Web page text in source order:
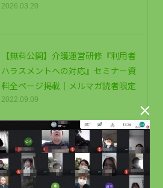
2026.03.20
【無料公開】介護運営研修『利用者
ハラスメントへの対応』セミナー資
料全ページ掲載｜メルマガ読者限定
2022.09.09
提供可能な書式・マニュアル一覧｜
介護経営支援サービス
2021.06.10
